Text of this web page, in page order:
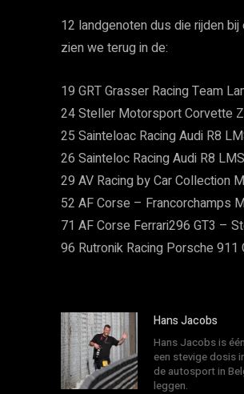
12 landgenoten dus die rijden
zien we terug in de:
19 GRT Grasser Racing Team
24 Steller Motorsport Corvette
25 Sainteloac Racing Audi R8
26 Sainteloc Racing Audi R8
29 AV Racing by Car Collection
52 AF Corse – Francorchamps
71 AF Corse Ferrari296 GT3 –
96 Rutronik Racing Porsche
Hans Jacobs
Hans Jacobs is
een stevige dosis
de autosport in
leggen.